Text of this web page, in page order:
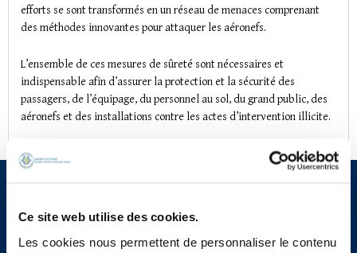
Ce site web utilise des cookies.
Les cookies nous permettent de personnaliser le contenu
efforts se sont transformés en un réseau de menaces comprenant
des méthodes innovantes pour attaquer les aéronefs.
L’ensemble de ces mesures de sûreté sont nécessaires et
indispensable afin d’assurer la protection et la sécurité des
passagers, de l’équipage, du personnel au sol, du grand public, des
aéronefs et des installations contre les actes d’intervention illicite.